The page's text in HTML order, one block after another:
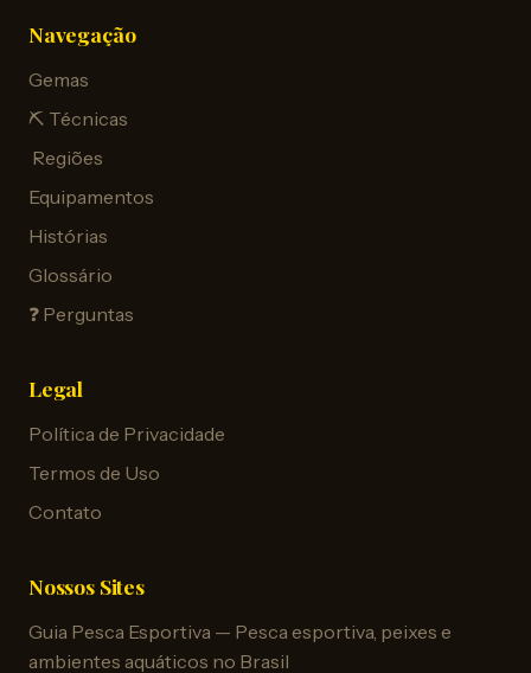
Navegação
Gemas
⛏️ Técnicas
️ Regiões
Equipamentos
Histórias
Glossário
❓ Perguntas
Legal
Política de Privacidade
Termos de Uso
Contato
Nossos Sites
Guia Pesca Esportiva — Pesca esportiva, peixes e
ambientes aquáticos no Brasil